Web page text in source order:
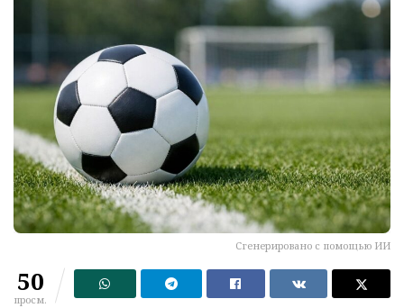
Сгенерировано с помощью ИИ
50
просм.